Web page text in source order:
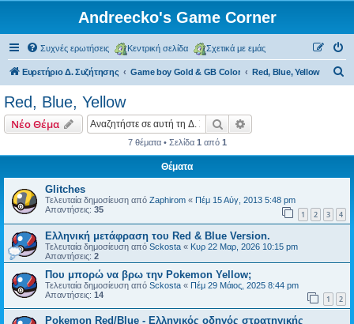
Andreecko's Game Corner
Συχνές ερωτήσεις Κεντρική σελίδα Σχετικά με εμάς
Ευρετήριο Δ. Συζήτησης Game boy Gold & GB Color Red, Blue, Yellow
η
Red, Blue, Yellow
Νέο Θέμα Αναζήτηση
7 θέματα • Σελίδα 1 από 1
Θέματα
Glitches
Τελευταία δημοσίευση από Zaphirom « Πέμ 15 Αύγ, 2013 5:48 pm
Απαντήσεις: 35 1 2 3 4
Ελληνική μετάφραση του Red & Blue Version.
Τελευταία δημοσίευση από Sckosta « Κυρ 22 Μαρ, 2026 10:15 pm
Απαντήσεις: 2
Που μπορώ να βρω την Pokemon Yellow;
Τελευταία δημοσίευση από Sckosta « Πέμ 29 Μάιος, 2025 8:44 pm
Απαντήσεις: 14 1 2
Pokemon Red/Blue - Ελληνικός οδηγός στρατηγικής